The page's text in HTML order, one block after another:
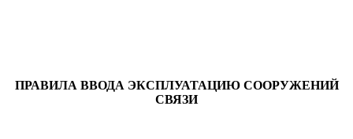
ПРАВИЛА ВВОДА ЭКСПЛУАТАЦИЮ СООРУЖЕНИЙ
СВЯЗИ